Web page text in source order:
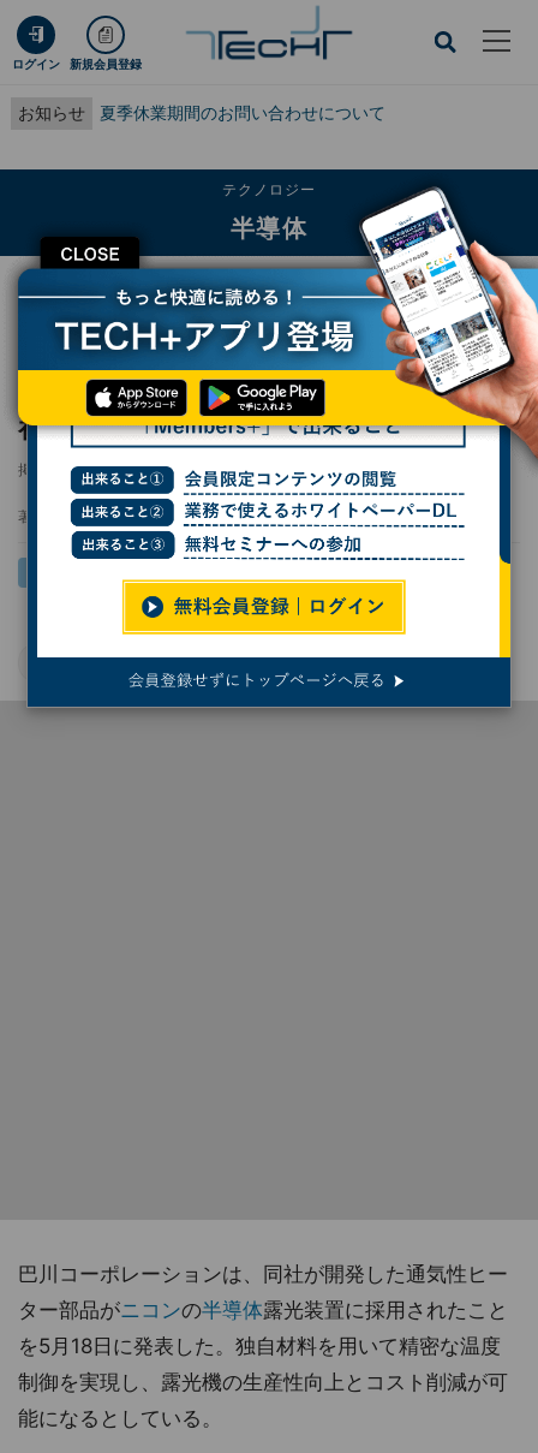
ログイン 新規会員登録
お知らせ 夏季休業期間のお問い合わせについて
CLOSE
テクノロジー
半導体
TECH+ テクノロジー
半導体
ニコン半導体露光機に巴川の通気性ヒーター初採用 独自材料で精密温度制御
ニコン半導体露光機に巴川の通気性ヒーター
初採用 独自材料で精密温度制御
掲載日 2026/05/19 09:05
著者： 広木功
半導体 半導体製造装置 ニコン
巴川コーポレーションは、同社が開発した通気性ヒー
ター部品がニコンの半導体露光装置に採用されたこと
を5月18日に発表した。独自材料を用いて精密な温度
制御を実現し、露光機の生産性向上とコスト削減が可
能になるとしている。